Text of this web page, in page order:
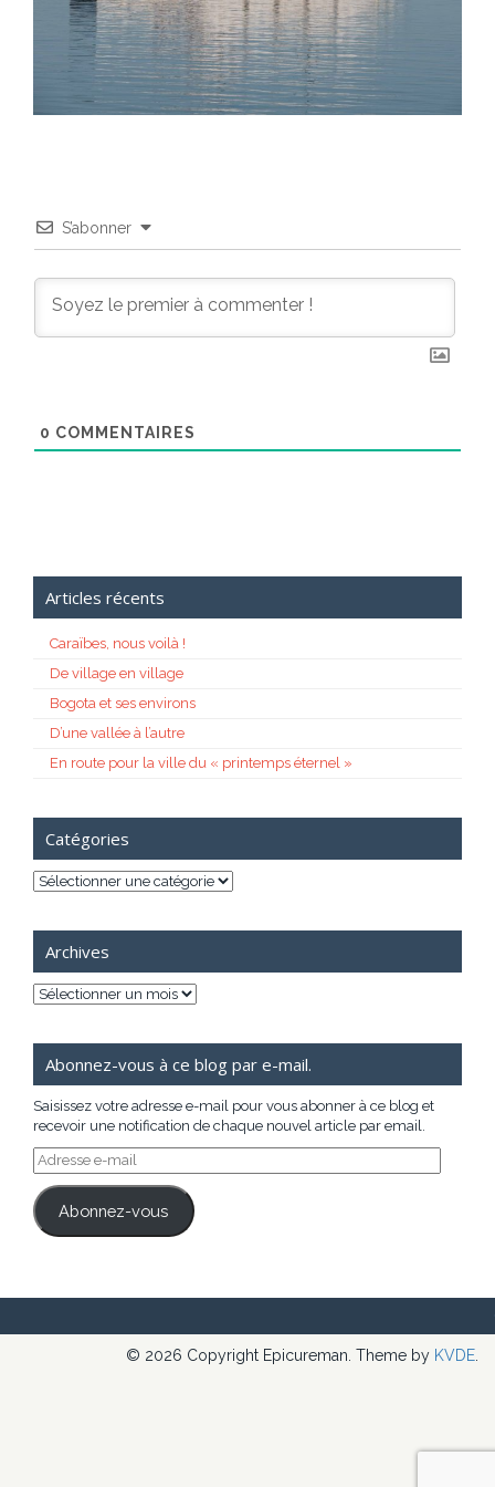
S’abonner
0 COMMENTAIRES
Articles récents
Caraïbes, nous voilà !
De village en village
Bogota et ses environs
D’une vallée à l’autre
En route pour la ville du « printemps éternel »
Catégories
Catégories
Archives
Archives
Abonnez-vous à ce blog par e-mail.
Saisissez votre adresse e-mail pour vous abonner à ce blog et
recevoir une notification de chaque nouvel article par email.
Adresse
e-
mail
Abonnez-vous
© 2026 Copyright Epicureman. Theme by KVDE.